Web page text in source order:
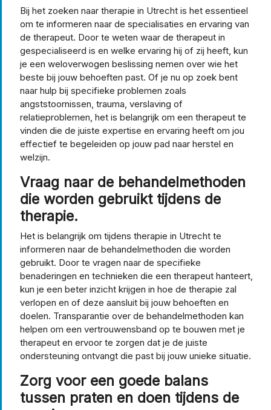
Bij het zoeken naar therapie in Utrecht is het essentieel
om te informeren naar de specialisaties en ervaring van
de therapeut. Door te weten waar de therapeut in
gespecialiseerd is en welke ervaring hij of zij heeft, kun
je een weloverwogen beslissing nemen over wie het
beste bij jouw behoeften past. Of je nu op zoek bent
naar hulp bij specifieke problemen zoals
angststoornissen, trauma, verslaving of
relatieproblemen, het is belangrijk om een therapeut te
vinden die de juiste expertise en ervaring heeft om jou
effectief te begeleiden op jouw pad naar herstel en
welzijn.
Vraag naar de behandelmethoden
die worden gebruikt tijdens de
therapie.
Het is belangrijk om tijdens therapie in Utrecht te
informeren naar de behandelmethoden die worden
gebruikt. Door te vragen naar de specifieke
benaderingen en technieken die een therapeut hanteert,
kun je een beter inzicht krijgen in hoe de therapie zal
verlopen en of deze aansluit bij jouw behoeften en
doelen. Transparantie over de behandelmethoden kan
helpen om een vertrouwensband op te bouwen met je
therapeut en ervoor te zorgen dat je de juiste
ondersteuning ontvangt die past bij jouw unieke situatie.
Zorg voor een goede balans
tussen praten en doen tijdens de